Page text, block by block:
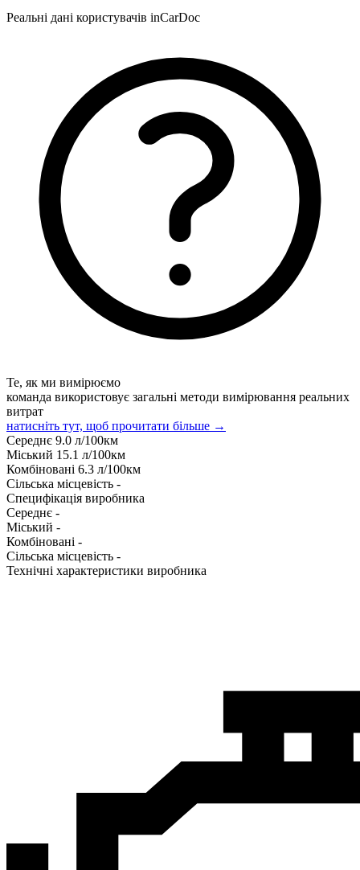
Реальні дані користувачів inCarDoc
Те, як ми вимірюємо
команда використовує загальні методи вимірювання реальних
витрат
натисніть тут, щоб прочитати більше →
Середнє 9.0 л/100км
Міський 15.1 л/100км
Комбіновані 6.3 л/100км
Сільська місцевість -
Специфікація виробника
Середнє -
Міський -
Комбіновані -
Сільська місцевість -
Технічні характеристики виробника